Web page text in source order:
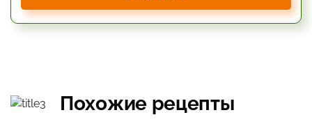
Похожие рецепты